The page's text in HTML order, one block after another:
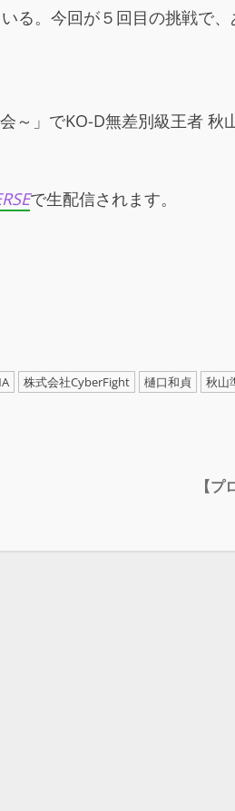
る。今回が５回目の挑戦で
」でKO-D無差別級王者 秋
で生配信されます。
株式会社CyberFight 樋口和貞 秋山
【